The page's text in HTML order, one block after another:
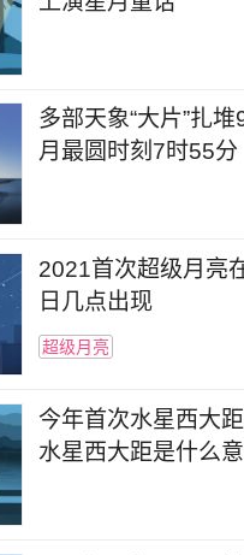
多部天象“大片”扎
月最圆时刻7时55分
2021首次超级月亮
日几点出现
超级月亮
今年首次水星西大
水星西大距是什么